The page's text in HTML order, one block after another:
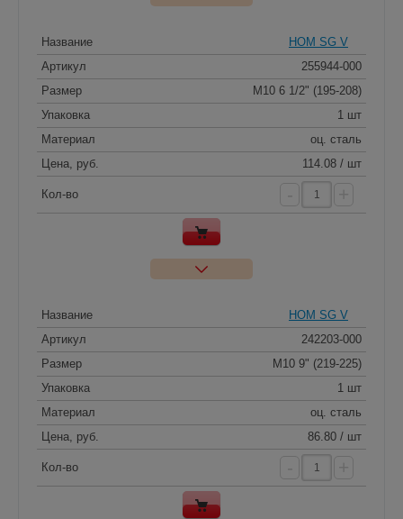
Название
HOM SG V
Артикул
255944-000
Размер
M10 6 1/2" (195-208)
Упаковка
1 шт
Материал
оц. сталь
Цена, руб.
114.08 / шт
Кол-во
Название
HOM SG V
Артикул
242203-000
Размер
M10 9" (219-225)
Упаковка
1 шт
Материал
оц. сталь
Цена, руб.
86.80 / шт
Кол-во